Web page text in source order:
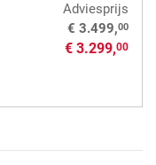
Adviesprijs
€ 3.499,00
€ 3.299,00